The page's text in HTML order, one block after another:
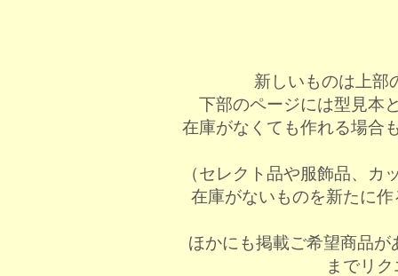
新しいものは上部
下部のページには型見本
在庫がなくても作れる場合
（セレクト品や服飾品、
在庫がないものを新たに
ほかにも掲載ご希望商品が
までリ